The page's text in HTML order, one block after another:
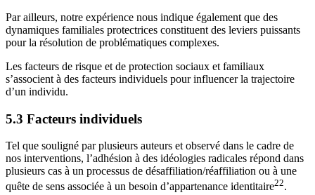
Par ailleurs, notre expérience nous indique également que des
dynamiques familiales protectrices constituent des leviers puissants
pour la résolution de problématiques complexes.
Les facteurs de risque et de protection sociaux et familiaux
s’associent à des facteurs individuels pour influencer la trajectoire
d’un individu.
5.3 Facteurs individuels
Tel que souligné par plusieurs auteurs et observé dans le cadre de
nos interventions, l’adhésion à des idéologies radicales répond dans
plusieurs cas à un processus de désaffiliation/réaffiliation ou à une
quête de sens associée à un besoin d’appartenance identitaire22.